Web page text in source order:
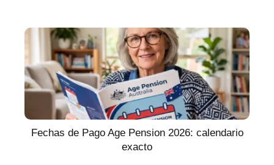
Fechas de Pago Age Pension 2026: calendario
exacto